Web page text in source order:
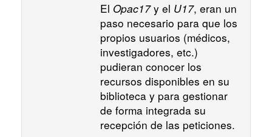
El Opac17y el U17, eran un
paso necesario para que los
propios usuarios (médicos,
investigadores, etc.)
pudieran conocer los
recursos disponibles en su
biblioteca y para gestionar
de forma integrada su
recepción de las peticiones.